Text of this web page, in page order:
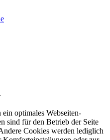
optimales Webseiten-
sind für den Betrieb der Seite
Cookies werden lediglich